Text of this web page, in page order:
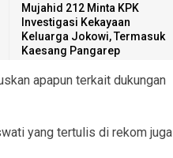
Mujahid 212 Minta KPK
Investigasi Kekayaan
Keluarga Jokowi, Termasuk
Kaesang Pangarep
apapun terkait dukungan
yang tertulis di rekom juga